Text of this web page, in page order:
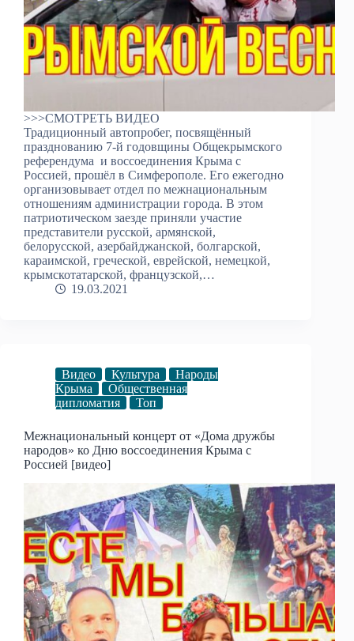
>>>СМОТРЕТЬ ВИДЕО
Традиционный автопробег, посвящённый
празднованию 7-й годовщины Общекрымского
референдума и воссоединения Крыма с
Россией, прошёл в Симферополе. Его ежегодно
организовывает отдел по межнациональным
отношениям администрации города. В этом
патриотическом заезде приняли участие
представители русской, армянской,
белорусской, азербайджанской, болгарской,
караимской, греческой, еврейской, немецкой,
крымскотатарской, французской,…
19.03.2021
Видео Культура
Народы
Крыма
Общественная
дипломатия
Топ
Межнациональный концерт от «Дома дружбы
народов» ко Дню воссоединения Крыма с
Россией [видео]